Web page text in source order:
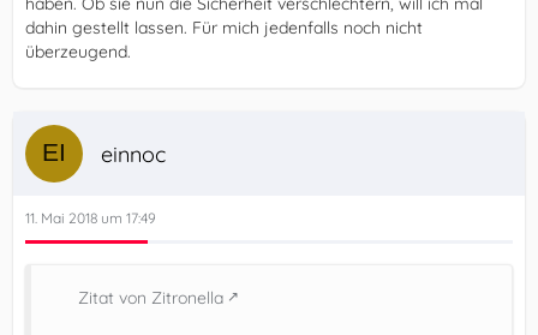
dahin gestellt lassen. Für mich jedenfalls noch nicht
überzeugend.
einnoc
11. Mai 2018 um 17:49
Zitat von Zitronella